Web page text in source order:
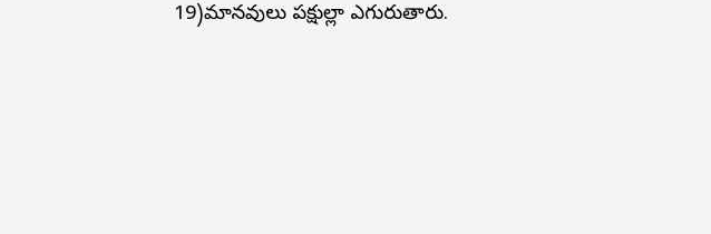
19)మానవులు పక్షుల్లా ఎగురుతారు.